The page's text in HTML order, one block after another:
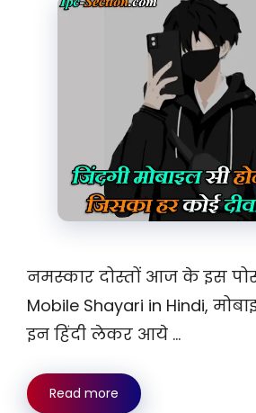
नमस्कार दोस्तों आज के इस
Mobile Shayari in Hindi,
इन हिंदी लेकर आये …
Read more